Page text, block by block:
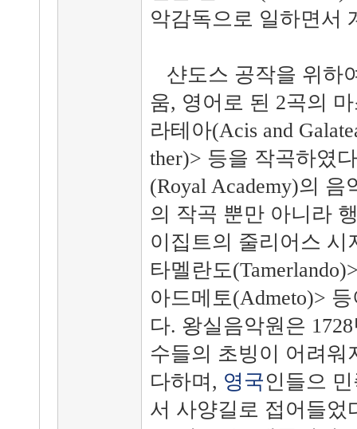
악감독으로 일하면서
샨도스 공작을 위하
움, 영어로 된 2곡의
라테아(Acis and
ther)> 등을 작곡하였
(Royal Academy)의
의 작곡 뿐만 아니라
이집트의 줄리어스 시
타멜란도
아드메토(Admeto)>
다. 왕실음악원은
수들의 초빙이 어려워
다하며, 영국인들으
서 사양길로 접어들었